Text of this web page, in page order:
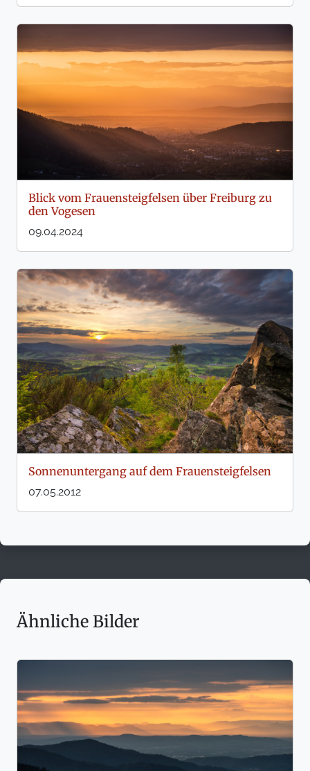
Blick vom Frauensteigfelsen über Freiburg zu
den Vogesen
09.04.2024
Sonnenuntergang auf dem Frauensteigfelsen
07.05.2012
Ähnliche Bilder